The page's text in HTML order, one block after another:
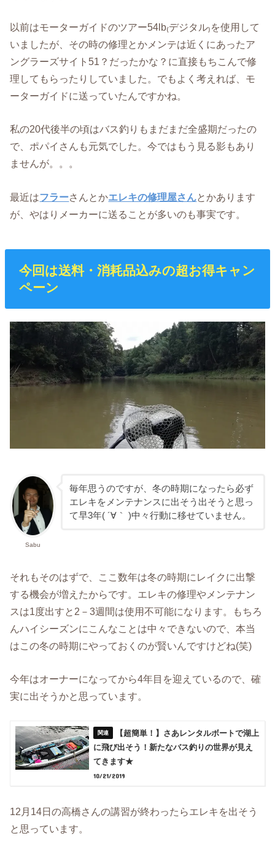
以前はモーターガイドのツアー54lb₍デジタル₎を使用して
いましたが、その時の修理とかメンテは近くにあったア
ングラーズサイト51？だったかな？に直接もちこんで修
理してもらったりしていました。でもよく考えれば、モ
ーターガイドに送っていたんですかね。
私の20代後半の頃はバス釣りもまだまだ全盛期だったの
で、ポパイさんも元気でした。今ではもう見る影もあり
ませんが。。。
最近はフラーさんとかエレキの修理屋さんとかあります
が、やはりメーカーに送ることが多いのも事実です。
今回は送料・消耗品込みの超お得キャン
ペーン
Sabu
毎年思うのですが、冬の時期になったら必ず
エレキをメンテナンスに出そう出そうと思っ
て早3年( ´∀｀ )中々行動に移せていません。
それもそのはずで、ここ数年は冬の時期にレイクに出撃
する機会が増えたからです。エレキの修理やメンテナン
スは1度出すと2－3週間は使用不可能になります。もちろ
んハイシーズンにこんなことは中々できないので、本当
はこの冬の時期にやっておくのが賢いんですけどね(笑)
今年はオーナーになってから4年目を迎えているので、確
実に出そうかと思っています。
【超簡単！】さあレンタルボートで湖上
に飛び出そう！新たなバス釣りの世界が見え
てきます★
10/21/2019
12月14日の高橋さんの講習が終わったらエレキを出そう
と思っています。